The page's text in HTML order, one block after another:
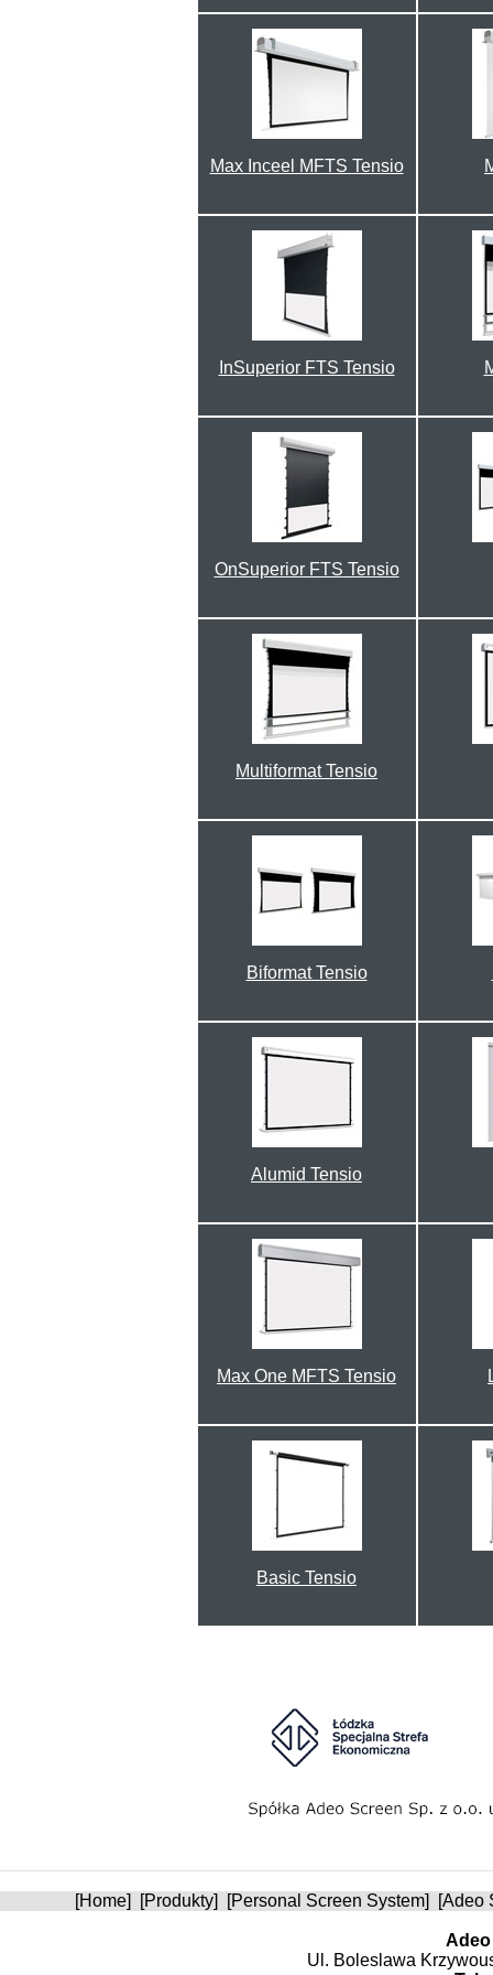
Max Inceel MFTS Tensio
InSuperior FTS Tensio
OnSuperior FTS Tensio
Multiformat Tensio
Biformat Tensio
Alumid Tensio
Max One MFTS Tensio
Basic Tensio
[Home] [Produkty] [Personal Screen System] [Adeo
Adeo
Ul. Boleslawa